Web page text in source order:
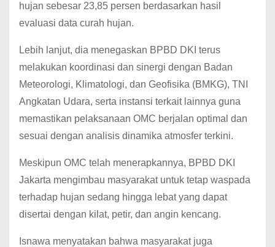
hujan sebesar 23,85 persen berdasarkan hasil
evaluasi data curah hujan.
Lebih lanjut, dia menegaskan BPBD DKI terus
melakukan koordinasi dan sinergi dengan Badan
Meteorologi, Klimatologi, dan Geofisika (BMKG), TNI
Angkatan Udara, serta instansi terkait lainnya guna
memastikan pelaksanaan OMC berjalan optimal dan
sesuai dengan analisis dinamika atmosfer terkini.
Meskipun OMC telah menerapkannya, BPBD DKI
Jakarta mengimbau masyarakat untuk tetap waspada
terhadap hujan sedang hingga lebat yang dapat
disertai dengan kilat, petir, dan angin kencang.
Isnawa menyatakan bahwa masyarakat juga